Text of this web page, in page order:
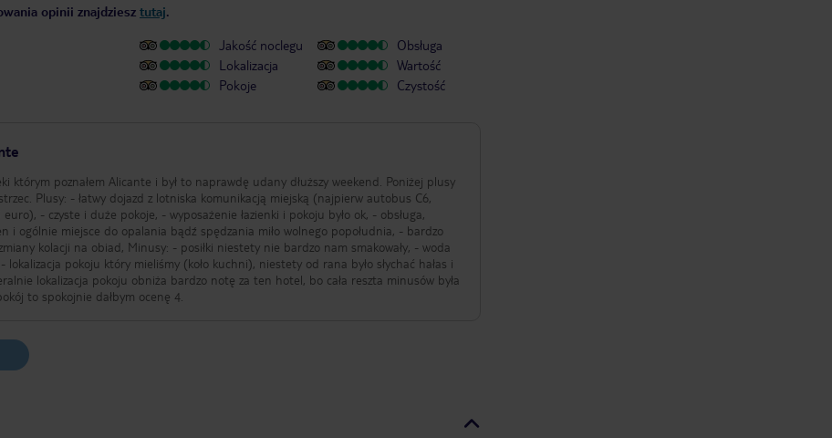
opinii znajdziesz tutaj.
Jakość noclegu
Lokalizacja
Pokoje
Obsługa
Wartość
Czystość
którym poznałem Alicante i był to naprawdę udany dłuższy weekend. Poniżej plusy
Plusy: - łatwy dojazd z lotniska komunikacją miejską (najpierw autobus C6,
euro), - czyste i duże pokoje, - wyposażenie łazienki i pokoju było ok, - obsługa,
i ogólnie miejsce do opalania bądź spędzania miło wolnego popołudnia, - bardzo
kolacji na obiad, Minusy: - posiłki niestety nie bardzo nam smakowały, - woda
lokalizacja pokoju który mieliśmy (koło kuchni), niestety od rana było słychać hałas i
to spokojnie dałbym ocenę 4.